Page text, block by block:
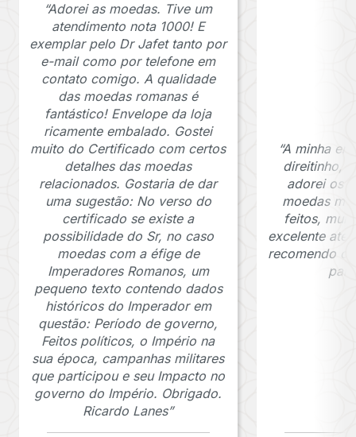
“Adorei as moedas. Tive um
atendimento nota 1000! E
exemplar pelo Dr Jafet tanto por
e-mail como por telefone em
contato comigo. A qualidade
das moedas romanas é
fantástico! Envelope da loja
ricamente embalado. Gostei
muito do Certificado com certos
detalhes das moedas
relacionados. Gostaria de dar
uma sugestão: No verso do
certificado se existe a
possibilidade do Sr, no caso
moedas com a éfige de
Imperadores Romanos, um
pequeno texto contendo dados
históricos do Imperador em
questão: Período de governo,
Feitos políticos, o Império na
sua época, campanhas militares
que participou e seu Impacto no
governo do Império. Obrigado.
Ricardo Lanes”
“A minha
direitinho,
adorei os
moedas
feitos,
excelente
recomendo o